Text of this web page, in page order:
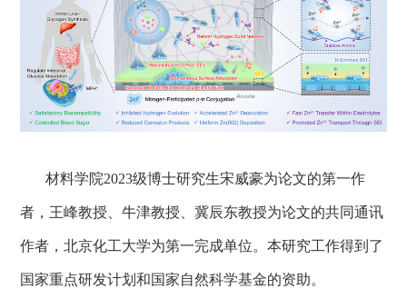
材料学院2023级博士研究生宋威豪为论文的第一作
者， 王峰教授、牛津教授 、冀辰东教授为论文的共同通讯
作者 ，北京化工大学为第一完成单位。本研究工作得到了
国家重点研发计划和国家自然科学基金的资助。